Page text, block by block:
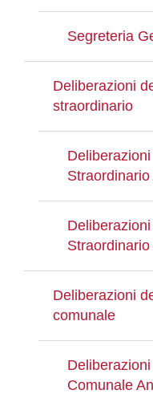
Segreteria
Deliberazioni
straordinario
Deliberazioni
comunale
Comunale